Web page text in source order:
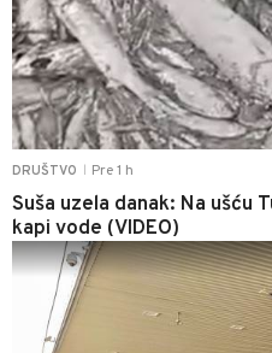
DRUŠTVO Pre 1 h
Suša uzela danak: Na ušću
kapi vode (VIDEO)